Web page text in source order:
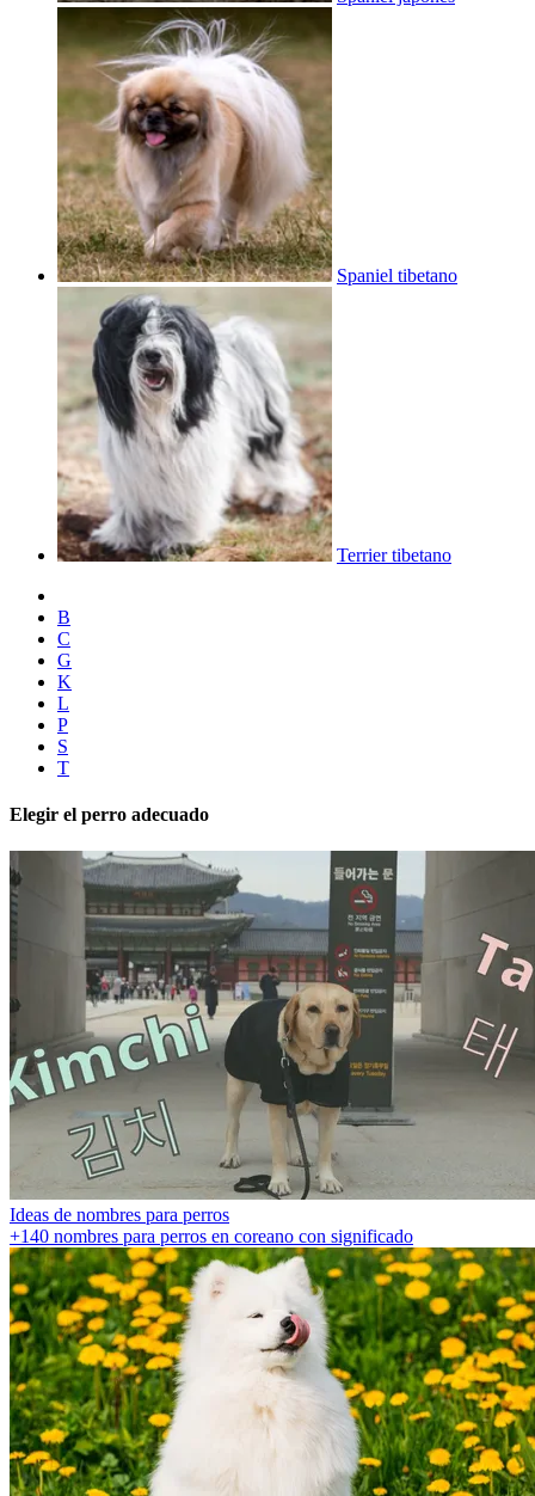
Spaniel tibetano
Terrier tibetano
B
C
G
K
L
P
S
T
Elegir el perro adecuado
Ideas de nombres para perros
+140 nombres para perros en coreano con significado